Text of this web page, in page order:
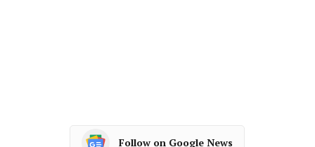
Follow on Google News